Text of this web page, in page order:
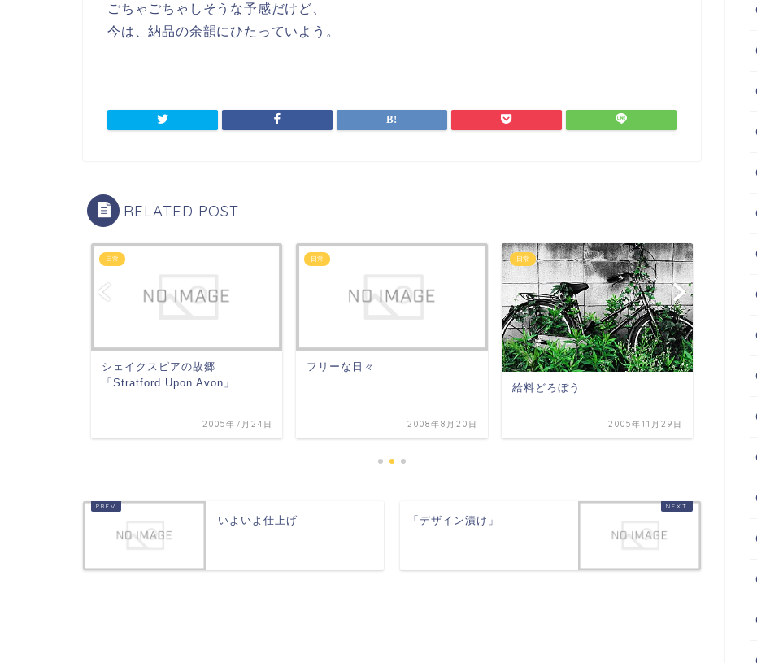
ごちゃごちゃしそうな予感だけど、
今は、納品の余韻にひたっていよう。
RELATED POST
日常
シェイクスピアの故郷
「Stratford Upon Avon」
2005年7月24日
日常
フリーな日々
2008年8月20日
日常
給料どろぼう
2005年11月29日
「
いよいよ仕上げ 「デザイン漬け」